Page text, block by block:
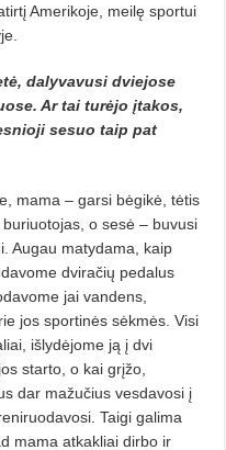
Amerikoje, meilę sportui
dalyvavusi dviejose
Ar tai turėjo įtakos,
sesuo taip pat
mama – garsi bėgikė, tėtis
o sesė – buvusi
Augau matydama, kaip
dviračių pedalus
jai vandens,
jos sportinės sėkmės. Visi
išlydėjome ją į dvi
starto, o kai grįžo,
dar mažučius vesdavosi į
Taigi galima
mama atkakliai dirbo ir